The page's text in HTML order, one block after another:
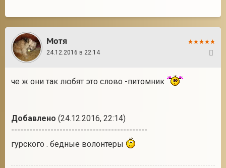
Мотя
24.12.2016 в 22:14
че ж они так любят это слово -питомник
Добавлено (24.12.2016, 22:14)
---------------------------------------------
гурского . бедные волонтеры